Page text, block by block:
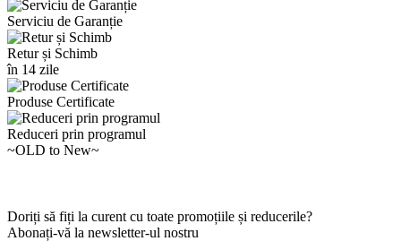
Serviciu de Garanție
Retur și Schimb
în 14 zile
Produse Certificate
Reduceri prin programul
~OLD to New~
Doriți să fiți la curent cu toate promoțiile și reducerile?
Abonați-vă la newsletter-ul nostru